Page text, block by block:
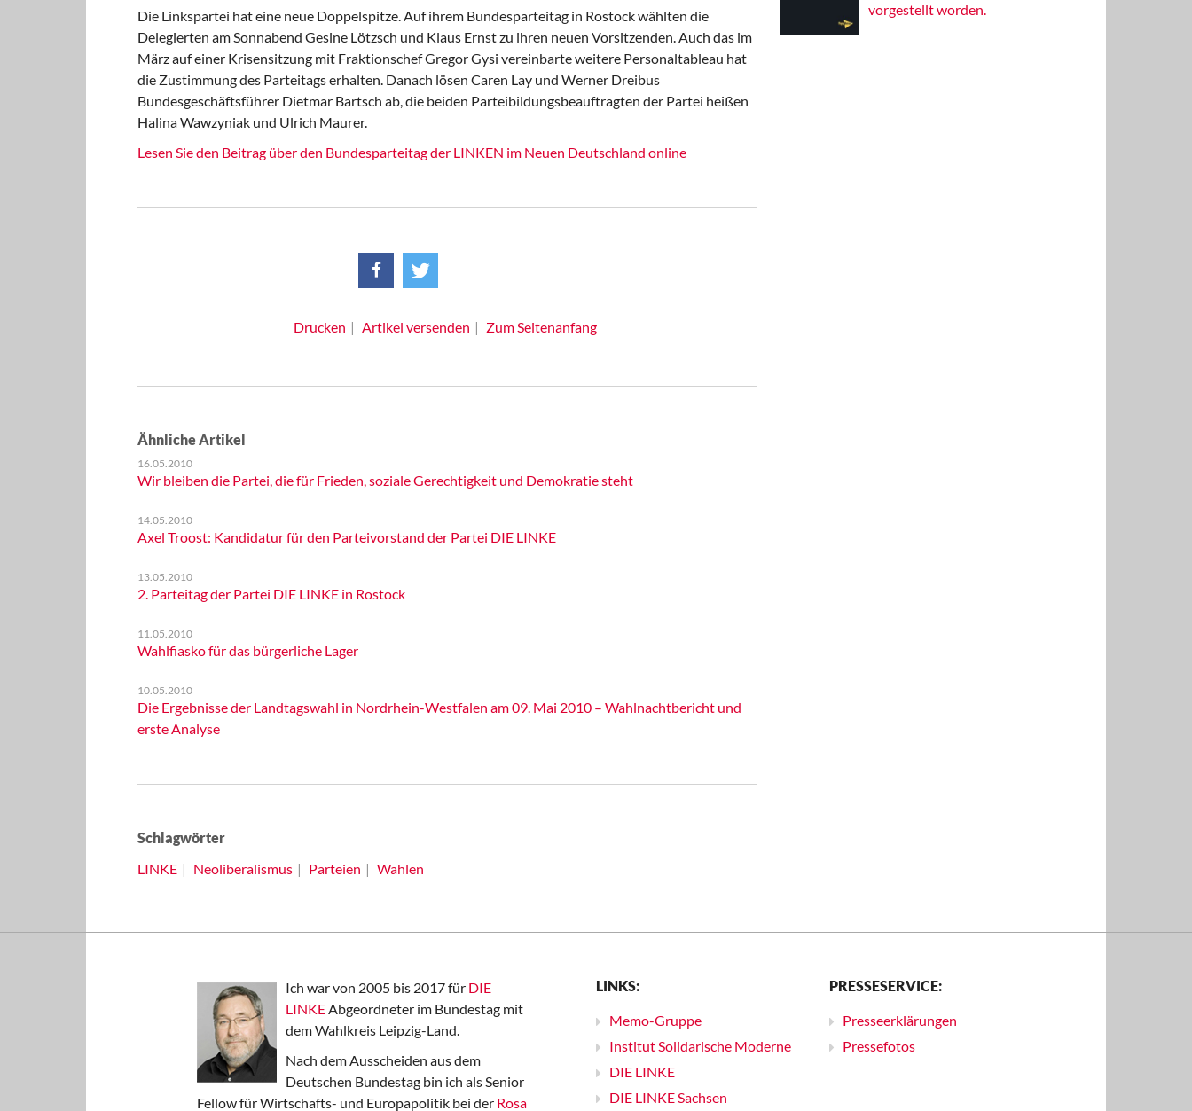
Die Linkspartei hat eine neue Doppelspitze. Auf ihrem Bundesparteitag in Rostock wählten die
Delegierten am Sonnabend Gesine Lötzsch und Klaus Ernst zu ihren neuen Vorsitzenden. Auch das im
März auf einer Krisensitzung mit Fraktionschef Gregor Gysi vereinbarte weitere Personaltableau hat
die Zustimmung des Parteitags erhalten. Danach lösen Caren Lay und Werner Dreibus
Bundesgeschäftsführer Dietmar Bartsch ab, die beiden Parteibildungsbeauftragten der Partei heißen
Halina Wawzyniak und Ulrich Maurer.
Lesen Sie den Beitrag über den Bundesparteitag der LINKEN im Neuen Deutschland online
Drucken Artikel versenden Zum Seitenanfang
Ähnliche Artikel
16.05.2010
Wir bleiben die Partei, die für Frieden, soziale Gerechtigkeit und Demokratie steht
14.05.2010
Axel Troost: Kandidatur für den Parteivorstand der Partei DIE LINKE
13.05.2010
2. Parteitag der Partei DIE LINKE in Rostock
11.05.2010
Wahlfiasko für das bürgerliche Lager
10.05.2010
Die Ergebnisse der Landtagswahl in Nordrhein-Westfalen am 09. Mai 2010 – Wahlnachtbericht und
erste Analyse
Schlagwörter
LINKE
Neoliberalismus Parteien Wahlen
vorgestellt worden.
Ich war von 2005 bis 2017 für DIE
LINKEAbgeordneter im Bundestag mit
dem Wahlkreis Leipzig-Land.
Nach dem Ausscheiden aus dem
Deutschen Bundestag bin ich als Senior
Fellow für Wirtschafts- und Europapolitik bei der Rosa
LINKS:
Memo-Gruppe
Institut Solidarische Moderne
DIE LINKE
DIE LINKE Sachsen
PRESSESERVICE:
Presseerklärungen
Pressefotos